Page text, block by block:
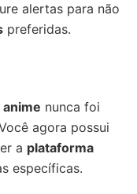
alertas para não
preferidas.
nunca foi
agora possui
a plataforma
específicas.